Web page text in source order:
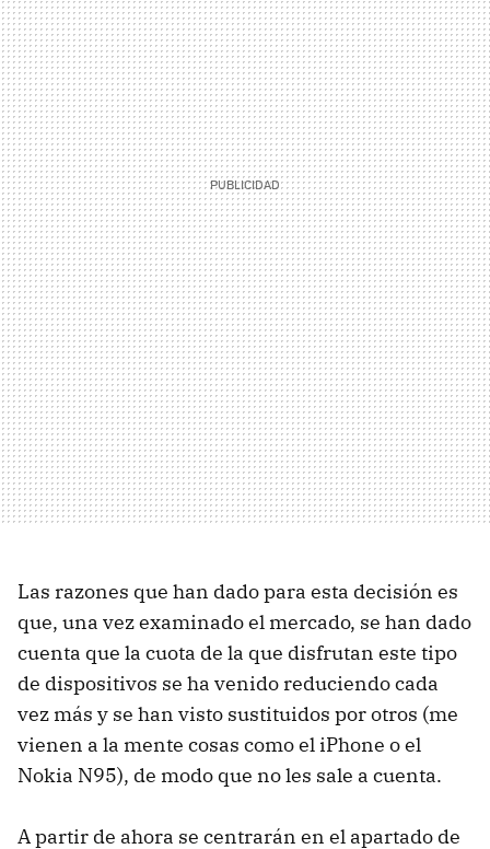
Las razones que han dado para esta decisión es
que, una vez examinado el mercado, se han dado
cuenta que la cuota de la que disfrutan este tipo
de dispositivos se ha venido reduciendo cada
vez más y se han visto sustituidos por otros (me
vienen a la mente cosas como el iPhone o el
Nokia N95), de modo que no les sale a cuenta.
A partir de ahora se centrarán en el apartado de